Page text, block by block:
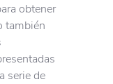
obtener
también
serie de